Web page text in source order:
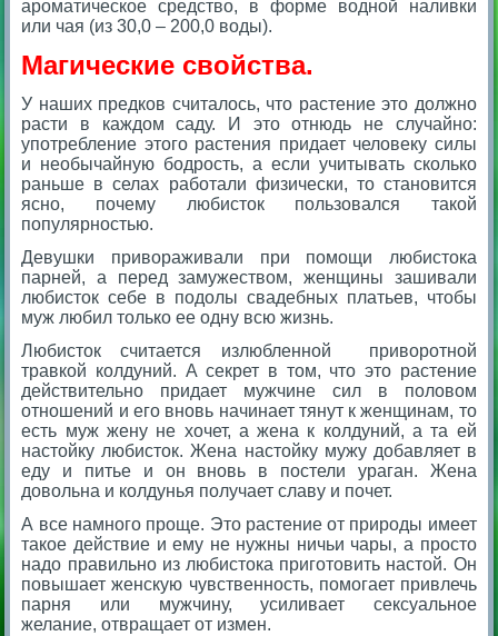
ароматическое средство, в форме водной наливки
или чая (из 30,0 – 200,0 воды).
Магические свойства.
У наших предков считалось, что растение это должно
расти в каждом саду. И это отнюдь не случайно:
употребление этого растения придает человеку силы
и необычайную бодрость, а если учитывать сколько
раньше в селах работали физически, то становится
ясно, почему любисток пользовался такой
популярностью.
Девушки привораживали при помощи любистока
парней, а перед замужеством, женщины зашивали
любисток себе в подолы свадебных платьев, чтобы
муж любил только ее одну всю жизнь.
Любисток считается излюбленной приворотной
травкой колдуний. А секрет в том, что это растение
действительно придает мужчине сил в половом
отношений и его вновь начинает тянут к женщинам, то
есть муж жену не хочет, а жена к колдуний, а та ей
настойку любисток. Жена настойку мужу добавляет в
еду и питье и он вновь в постели ураган. Жена
довольна и колдунья получает славу и почет.
А все намного проще. Это растение от природы имеет
такое действие и ему не нужны ничьи чары, а просто
надо правильно из любистока приготовить настой. Он
повышает женскую чувственность, помогает привлечь
парня или мужчину, усиливает сексуальное
желание, отвращает от измен.